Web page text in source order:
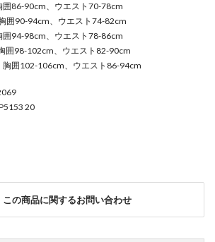
囲86-90cm、ウエスト70-78cm
囲90-94cm、ウエスト74-82cm
囲94-98cm、ウエスト78-86cm
囲98-102cm、ウエスト82-90cm
胸囲102-106cm、ウエスト86-94cm
20
この商品に関するお問い合わせ